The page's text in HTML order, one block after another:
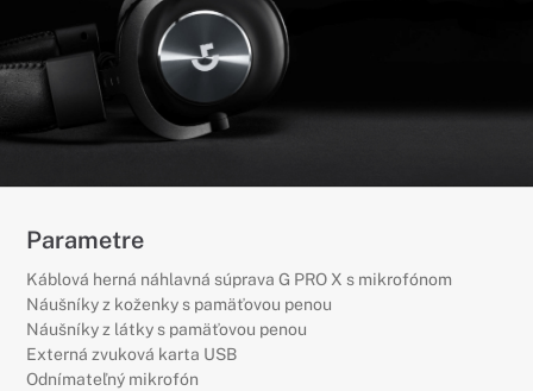
Parametre
Káblová herná náhlavná súprava G PRO X s mikrofónom
Náušníky z koženky s pamäťovou penou
Náušníky z látky s pamäťovou penou
Externá zvuková karta USB
Odnímateľný mikrofón